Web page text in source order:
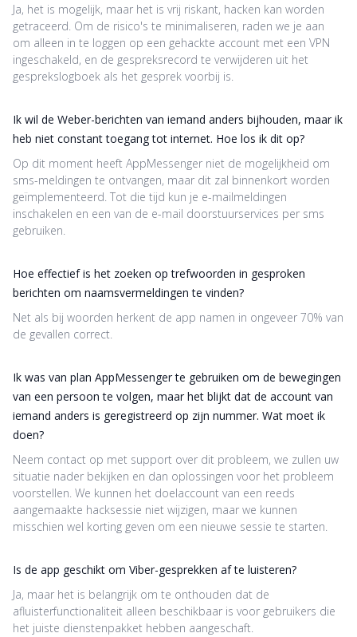
Ja, het is mogelijk, maar het is vrij riskant, hacken kan worden
getraceerd. Om de risico's te minimaliseren, raden we je aan
om alleen in te loggen op een gehackte account met een VPN
ingeschakeld, en de gespreksrecord te verwijderen uit het
gesprekslogboek als het gesprek voorbij is.
Ik wil de Weber-berichten van iemand anders bijhouden, maar ik
heb niet constant toegang tot internet. Hoe los ik dit op?
Op dit moment heeft AppMessenger niet de mogelijkheid om
sms-meldingen te ontvangen, maar dit zal binnenkort worden
geïmplementeerd. Tot die tijd kun je e-mailmeldingen
inschakelen en een van de e-mail doorstuurservices per sms
gebruiken.
Hoe effectief is het zoeken op trefwoorden in gesproken
berichten om naamsvermeldingen te vinden?
Net als bij woorden herkent de app namen in ongeveer 70% van
de gevallen correct.
Ik was van plan AppMessenger te gebruiken om de bewegingen
van een persoon te volgen, maar het blijkt dat de account van
iemand anders is geregistreerd op zijn nummer. Wat moet ik
doen?
Neem contact op met support over dit probleem, we zullen uw
situatie nader bekijken en dan oplossingen voor het probleem
voorstellen. We kunnen het doelaccount van een reeds
aangemaakte hacksessie niet wijzigen, maar we kunnen
misschien wel korting geven om een nieuwe sessie te starten.
Is de app geschikt om Viber-gesprekken af te luisteren?
Ja, maar het is belangrijk om te onthouden dat de
afluisterfunctionaliteit alleen beschikbaar is voor gebruikers die
het juiste dienstenpakket hebben aangeschaft.